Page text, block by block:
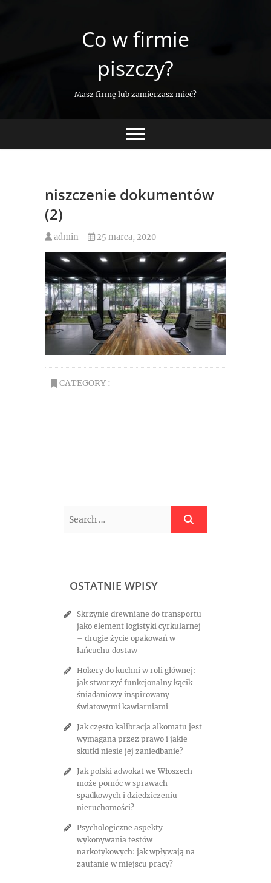
Co w firmie
piszczy?
Masz firmę lub zamierzasz mieć?
niszczenie dokumentów
(2)
admin 25 marca, 2020
CATEGORY :
OSTATNIE WPISY
Skrzynie drewniane do transportu
jako element logistyki cyrkularnej
– drugie życie opakowań w
łańcuchu dostaw
Hokery do kuchni w roli głównej:
jak stworzyć funkcjonalny kącik
śniadaniowy inspirowany
światowymi kawiarniami
Jak często kalibracja alkomatu jest
wymagana przez prawo i jakie
skutki niesie jej zaniedbanie?
Jak polski adwokat we Włoszech
może pomóc w sprawach
spadkowych i dziedziczeniu
nieruchomości?
Psychologiczne aspekty
wykonywania testów
narkotykowych: jak wpływają na
zaufanie w miejscu pracy?